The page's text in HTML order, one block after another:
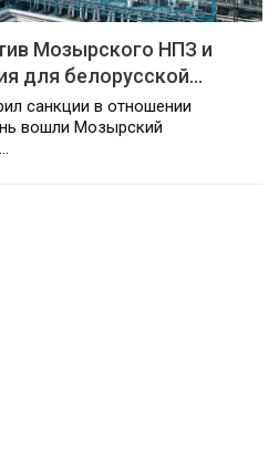
Мозырского НПЗ и
для белорусской…
санкции в отношении
вошли Мозырский